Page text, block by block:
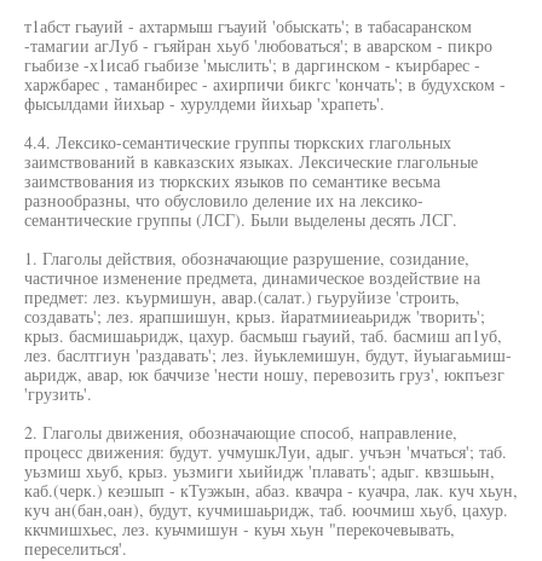
т1абст гьауий - ахтармыш гъауий 'обыскать'; в табасаранском
-тамагии агЛуб - гъяйран хьуб 'любоваться'; в аварском - пикро
гьабизе -х1исаб гьабизе 'мыслить'; в даргинском - къирбарес -
харжбарес , таманбирес - ахирпичи бикгс 'кончать'; в будухском -
фысылдами йихьар - хурулдеми йихьар 'храпеть'.
4.4. Лексико-семантические группы тюркских глагольных
заимствований в кавказских языках. Лексические глагольные
заимствования из тюркских языков по семантике весьма
разнообразны, что обусловило деление их на лексико-
семантические группы (ЛСГ). Были выделены десять ЛСГ.
1. Глаголы действия, обозначающие разрушение, созидание,
частичное изменение предмета, динамическое воздействие на
предмет: лез. къурмишун, авар.(салат.) гьуруйизе 'строить,
создавать'; лез. ярапшишун, крыз. йаратмииеаьридж 'творить';
крыз. басмишаьридж, цахур. басмыш гьауий, таб. басмиш ап1уб,
лез. баслтгиун 'раздавать'; лез. йуьклемишун, будут, йуыагаьмиш-
аьридж, авар, юк баччизе 'нести ношу, перевозить груз', юкпъезг
'грузить'.
2. Глаголы движения, обозначающие способ, направление,
процесс движения: будут. учмушкЛуи, адыг. учъэн 'мчаться'; таб.
уьзмиш хьуб, крыз. уьзмиги хьийидж 'плавать'; адыг. квзшьын,
каб.(черк.) кеэшып - кТуэжын, абаз. квачра - куачра, лак. куч хьун,
куч ан(бан,оан), будут, кучмишаьридж, таб. юочмиш хьуб, цахур.
ккчмишхьес, лез. куьчмишун - куьч хьун "перекочевывать,
переселиться'.